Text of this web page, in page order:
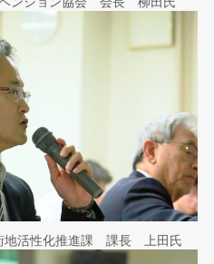
地活性化推進課 課長 上田氏